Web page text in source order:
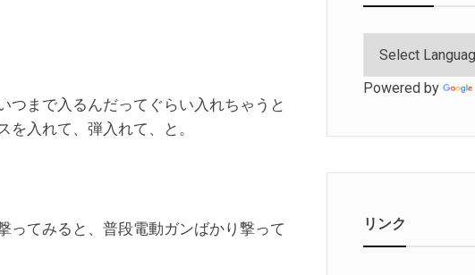
つまで入るんだってぐらい入れちゃうと
入れて、弾入れて、と。
ってみると、普段電動ガンばかり撃って
Powered by
リンク